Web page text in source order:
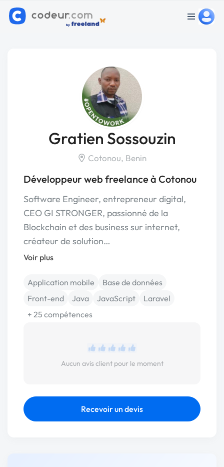
Gratien Sossouzin
Cotonou, Benin
Développeur web freelance à Cotonou
Software Engineer, entrepreneur digital,
CEO GI STRONGER, passionné de la
Blockchain et des business sur internet,
créateur de solution…
Voir plus
Application mobile
Base de données
Front-end
Java JavaScript
Laravel
+ 25 compétences
Aucun avis client pour le moment
Recevoir un devis